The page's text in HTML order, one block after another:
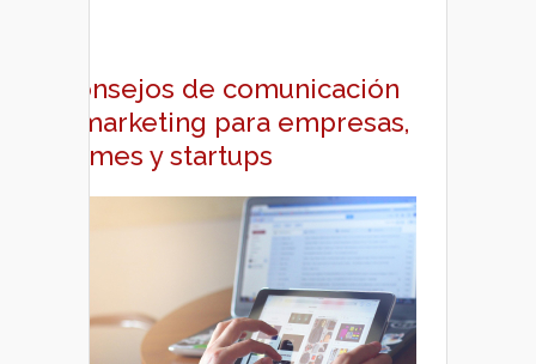
Consejos de comunicación
y marketing para empresas,
pymes y startups